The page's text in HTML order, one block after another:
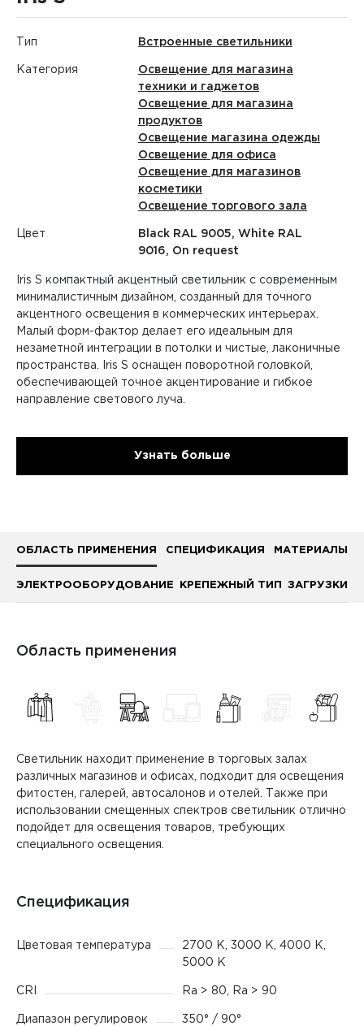
Тип Встроенные светильники
Категория
Освещение для магазина
техники и гаджетов
Освещение для магазина
продуктов
Освещение магазина одежды
Освещение для офиса
Освещение для магазинов
косметики
Освещение торгового зала
Цвет
Black RAL 9005, White RAL
9016, On request
Iris S компактный акцентный светильник с современным
минималистичным дизайном, созданный для точного
акцентного освещения в коммерческих интерьерах.
Малый форм-фактор делает его идеальным для
незаметной интеграции в потолки и чистые, лаконичные
пространства. Iris S оснащен поворотной головкой,
обеспечивающей точное акцентирование и гибкое
направление светового луча.
Узнать больше
ОБЛАСТЬ ПРИМЕНЕНИЯ СПЕЦИФИКАЦИЯ МАТЕРИАЛЫ
ЭЛЕКТРООБОРУДОВАНИЕ КРЕПЕЖНЫЙ ТИП ЗАГРУЗКИ
Область применения
Светильник находит применение в торговых залах
различных магазинов и офисах, подходит для освещения
фитостен, галерей, автосалонов и отелей. Также при
использовании смещенных спектров светильник отлично
подойдет для освещения товаров, требующих
специального освещения.
Спецификация
Цветовая температура
2700 K, 3000 K, 4000 K,
5000 К
CRI Ra > 80, Ra > 90
Диапазон регулировок 350° / 90°